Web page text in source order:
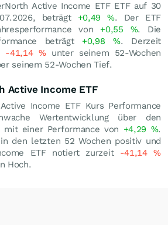
Active Income ETF ETF auf 30
beträgt +0,49%. Der ETF
von +0,55 %. Die
beträgt +0,98%. Derzeit
-41,14 %unter seinem 52-Wochen
seinem 52-Wochen Tief.
Active Income ETF
Income ETF Kurs Performance
Wertentwicklung über den
einer Performance von +4,29 %.
den letzten 52 Wochen positiv und
ETF notiert zurzeit -41,14%
Hoch.